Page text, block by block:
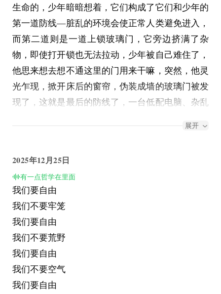
生命的，少年暗暗想着，它们构成了它们和少年的
第一道防线—脏乱的环境会使正常人类避免进入，
而第二道则是一道上锁玻璃门，它旁边挤满了杂
物，即使打开锁也无法拉动，少年被自己难住了，
他思来想去想不通这里的门用来干嘛，突然，他灵
光乍现，掀开床后的窗帘，伪装成墙的玻璃门被发
现了，这就是最后的防线了，一台低配电脑、杂乱
的？”
“哦，对，我不是我啊。”
地上的病例、矫正报告和休学申请正显得格外扎
眼。
展开
2025年12月25日
有一点哲学在里面
我们要自由
我们不要牢笼
我们要自由
我们不要荒野
我们要自由
我们不要空气
我们要自由